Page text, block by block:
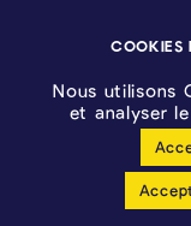
Configuration des
Déclaration sans
COOKIES
Nous utilisons
et analyser